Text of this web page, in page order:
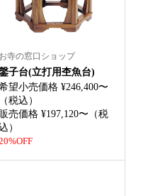
お寺の窓口ショップ
子台(立打用杢魚台)
望小売価格 ¥246,400〜
（税込）
販売価格 ¥197,120〜（税
）